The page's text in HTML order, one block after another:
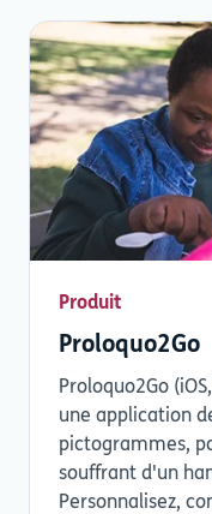
Produit
Proloquo2Go
Proloquo2Go
une application
pictogrammes,
souffrant d'un
Personnalisez,